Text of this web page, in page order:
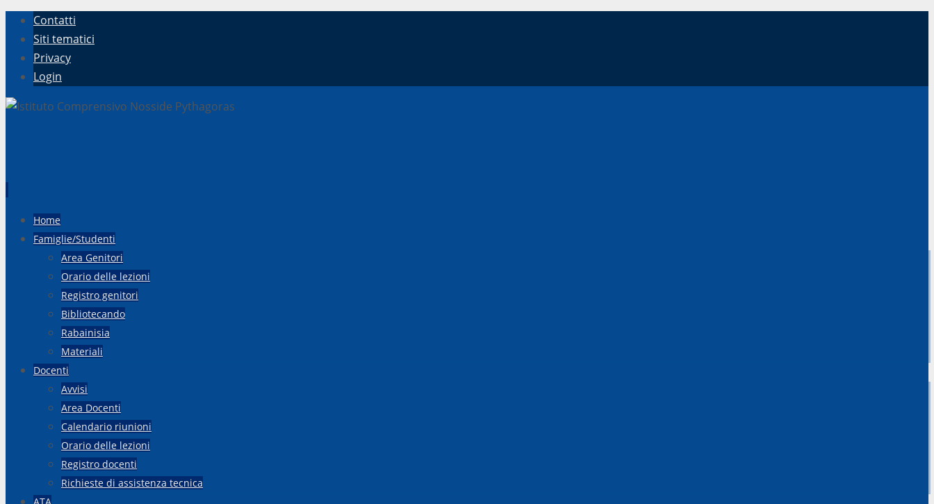
Contatti
Siti tematici
Privacy
Login
contenuto
Home
Famiglie/Studenti
Area Genitori
Orario delle lezioni
Registro genitori
Bibliotecando
Rabainisia
Materiali
Docenti
Avvisi
Area Docenti
Calendario riunioni
Orario delle lezioni
Registro docenti
Richieste di assistenza tecnica